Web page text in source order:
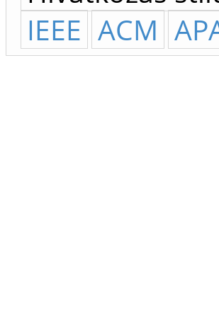
IEEE ACM